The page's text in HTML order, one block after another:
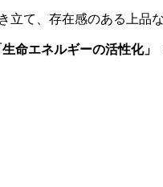
て、存在感のある上品な
命エネルギーの活性化